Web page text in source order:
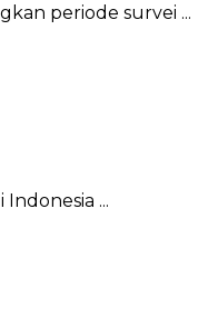
periode survei ...
...